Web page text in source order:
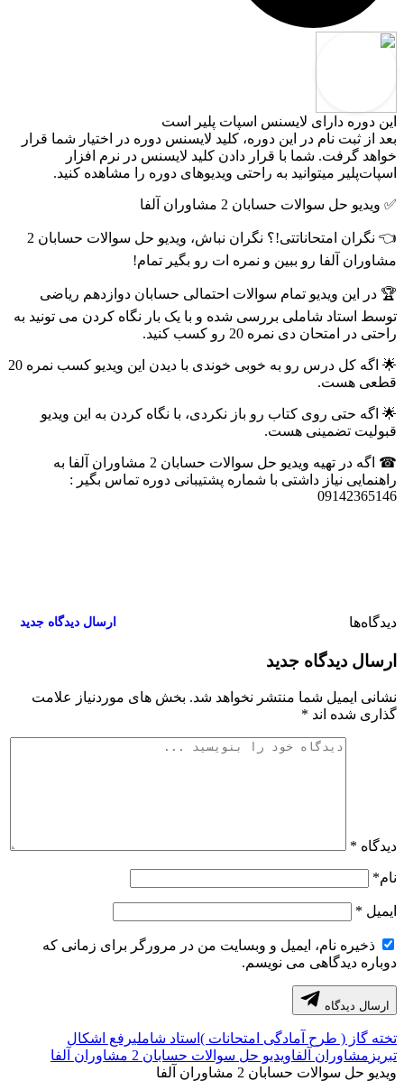
این دوره دارای لایسنس اسپات پلیر است
بعد از ثبت نام در این دوره، کلید لایسنس دوره در اختیار شما قرار
خواهد گرفت. شما با قرار دادن کلید لایسنس در نرم افزار
اسپات‌پلیر میتوانید به راحتی ویدیوهای دوره را مشاهده کنید.
✅ ویدیو حل سوالات حسابان 2 مشاوران آلفا
👈 نگران امتحاناتتی!؟ نگران نباش، ویدیو حل سوالات حسابان 2
مشاوران آلفا رو ببین و نمره ات رو بگیر تمام!
🏆 در این ویدیو تمام سوالات احتمالی حسابان دوازدهم ریاضی
توسط استاد شاملی بررسی شده و با یک بار نگاه کردن می تونید به
راحتی در امتحان دی نمره 20 رو کسب کنید.
🌟 اگه کل درس رو به خوبی خوندی با دیدن این ویدیو کسب نمره 20
قطعی هست.
🌟 اگه حتی روی کتاب رو باز نکردی، با نگاه کردن به این ویدیو
قبولیت تضمینی هست.
☎ اگه در تهیه ویدیو حل سوالات حسابان 2 مشاوران آلفا به
راهنمایی نیاز داشتی با شماره پشتیبانی دوره تماس بگیر :
09142365146
دیدگاه‌ها ارسال دیدگاه جدید
ارسال دیدگاه جدید
نشانی ایمیل شما منتشر نخواهد شد. بخش های موردنیاز علامت
گذاری شده اند *
دیدگاه *
نام*
ایمیل *
ذخیره نام، ایمیل و وبسایت من در مرورگر برای زمانی که
دوباره دیدگاهی می نویسم.
ارسال دیدگاه
تخته گاز ( طرح آمادگی امتحانات ) استاد شاملیرفع اشکال
تبریز مشاوران آلفاویدیو حل سوالات حسابان 2 مشاوران آلفا
ویدیو حل سوالات حسابان 2 مشاوران آلفا